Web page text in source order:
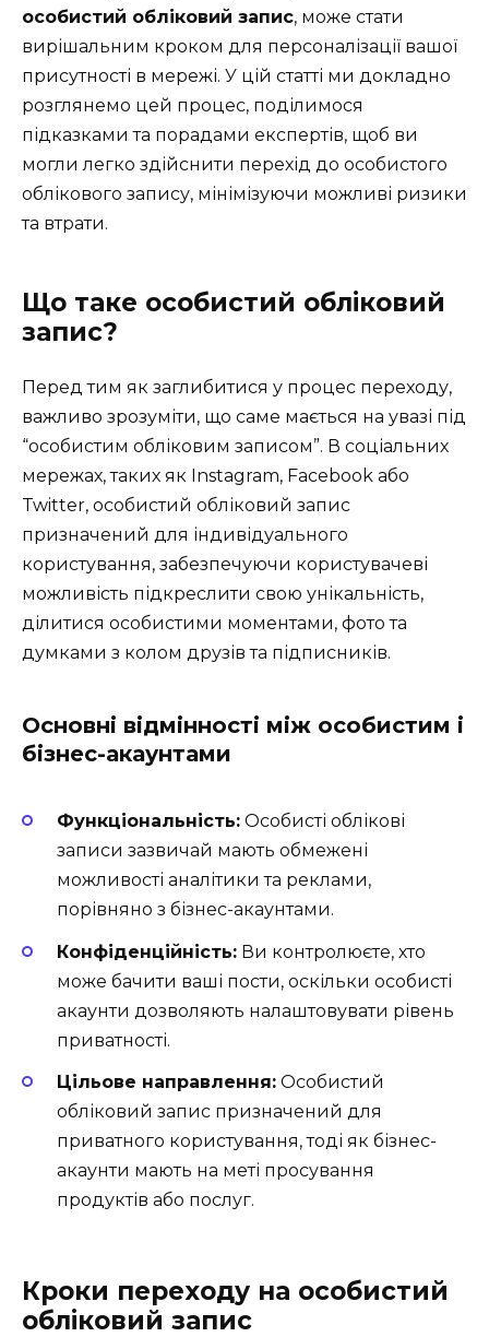
особистий обліковий запис, може стати
вирішальним кроком для персоналізації вашої
присутності в мережі. У цій статті ми докладно
розглянемо цей процес, поділимося
підказками та порадами експертів, щоб ви
могли легко здійснити перехід до особистого
облікового запису, мінімізуючи можливі ризики
та втрати.
Що таке особистий обліковий
запис?
Перед тим як заглибитися у процес переходу,
важливо зрозуміти, що саме мається на увазі під
“особистим обліковим записом”. В соціальних
мережах, таких як Instagram, Facebook або
Twitter, особистий обліковий запис
призначений для індивідуального
користування, забезпечуючи користувачеві
можливість підкреслити свою унікальність,
ділитися особистими моментами, фото та
думками з колом друзів та підписників.
Основні відмінності між особистим і
бізнес-акаунтами
Функціональність: Особисті облікові
записи зазвичай мають обмежені
можливості аналітики та реклами,
порівняно з бізнес-акаунтами.
Конфіденційність: Ви контролюєте, хто
може бачити ваші пости, оскільки особисті
акаунти дозволяють налаштовувати рівень
приватності.
Цільове направлення: Особистий
обліковий запис призначений для
приватного користування, тоді як бізнес-
акаунти мають на меті просування
продуктів або послуг.
Кроки переходу на особистий
обліковий запис